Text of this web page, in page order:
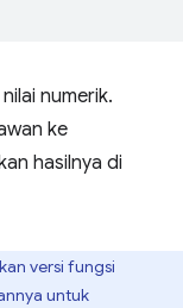
numerik.
ke
hasilnya di
versi fungsi
untuk